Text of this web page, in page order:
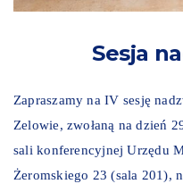
Sesja
Zapraszamy na IV sesję
Zelowie, zwołaną na dzień
sali konferencyjnej Urzędu
Żeromskiego 23 (sala 201),